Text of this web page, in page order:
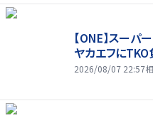
【ONE】スー
ヤカエフにTKO
2026/08/07 22:57